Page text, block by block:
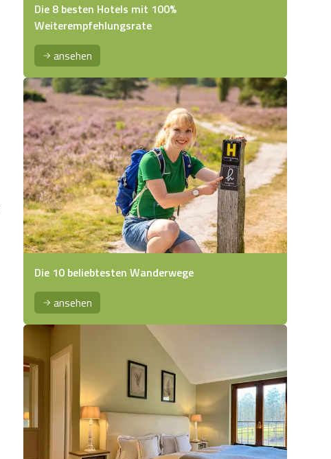
Die 8 besten Hotels mit 100%
Weiterempfehlungsrate
ansehen
Die 10 beliebtesten Wanderwege
ansehen